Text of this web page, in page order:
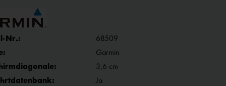
Nr.:
68509
Garmin
3,6 cm
Ja